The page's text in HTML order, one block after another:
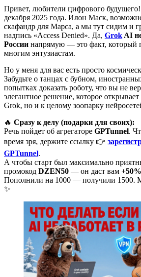
Привет, любители цифрового
декабря 2025 года. Илон Маск,
скафандр для Марса, а мы тут сидим и
надпись «Access Denied». Да, Grok AI
России напрямую — это факт, который
многим энтузиастам.
Но у меня для вас есть просто
Забудьте о танцах с бубном,
попытках доказать роботу, что вы не
элегантное решение, которое
Grok, но и к целому зоопарку
🔥 Сразу к делу (подарки для своих):
Речь пойдет об агрегаторе GPTunnel.
время зря, держите ссылку 👉
GPTunnel.
А чтобы старт был максимально
промокод DZEN50 — он даст вам
Пополнили на 1000 — получили 1500.
✨